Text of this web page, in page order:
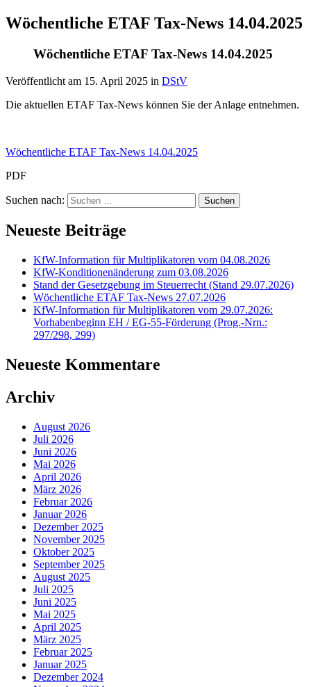
Wöchentliche ETAF Tax-News 14.04.2025
Wöchentliche ETAF Tax-News 14.04.2025
Veröffentlicht am 15. April 2025 in DStV
Die aktuellen ETAF Tax-News können Sie der Anlage entnehmen.
Wöchentliche ETAF Tax-News 14.04.2025
PDF
Suchen nach:
Neueste Beiträge
KfW-Information für Multiplikatoren vom 04.08.2026
KfW-Konditionenänderung zum 03.08.2026
Stand der Gesetzgebung im Steuerrecht (Stand 29.07.2026)
Wöchentliche ETAF Tax-News 27.07.2026
KfW-Information für Multiplikatoren vom 29.07.2026:
Vorhabenbeginn EH / EG-55-Förderung (Prog.-Nrn.:
297/298, 299)
Neueste Kommentare
Archiv
August 2026
Juli 2026
Juni 2026
Mai 2026
April 2026
März 2026
Februar 2026
Januar 2026
Dezember 2025
November 2025
Oktober 2025
September 2025
August 2025
Juli 2025
Juni 2025
Mai 2025
April 2025
März 2025
Februar 2025
Januar 2025
Dezember 2024